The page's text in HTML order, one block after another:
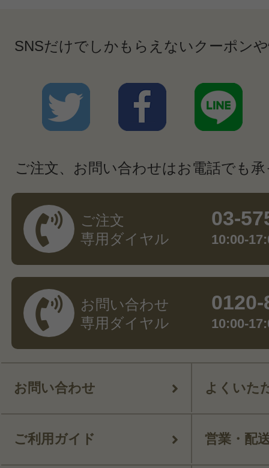
SNSだけでしかもらえないクーポン
ご注文、お問い合わせはお電話でも
ご注文
専用ダイヤル
03-
10:00-
お問い合わせ
専用ダイヤル
10:00-
お問い合わせ よくいた
ご利用ガイド 営業・配